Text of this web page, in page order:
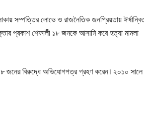
সম্পত্তির লোভে ও রাজনৈতিক জনপ্রিয়তায়
প্রকাশ শেফালী ১৮ জনকে আসামি করে হত্যা মামলা
জনের বিরুদ্ধে অভিযোগপত্র গ্রহণ করেন। ২০১০ সালে